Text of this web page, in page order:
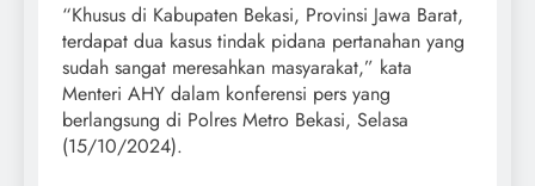
“Khusus di Kabupaten Bekasi, Provinsi Jawa Barat,
terdapat dua kasus tindak pidana pertanahan yang
sudah sangat meresahkan masyarakat,” kata
Menteri AHY dalam konferensi pers yang
berlangsung di Polres Metro Bekasi, Selasa
(15/10/2024).